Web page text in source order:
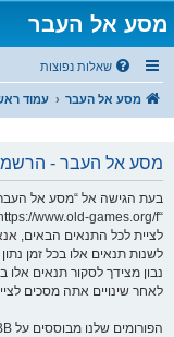
מסע אל העבר
שאלות נפוצות
מסע אל העבר עמוד
מסע אל העבר -
בעת הגישה אל “מסע אל העבר”
לציית לכל התנאים הבאים,
לשנות תנאים אלו בכל זמן
נבון מצידך לסקור תנאים
לאחר שינויים אתה מסכים